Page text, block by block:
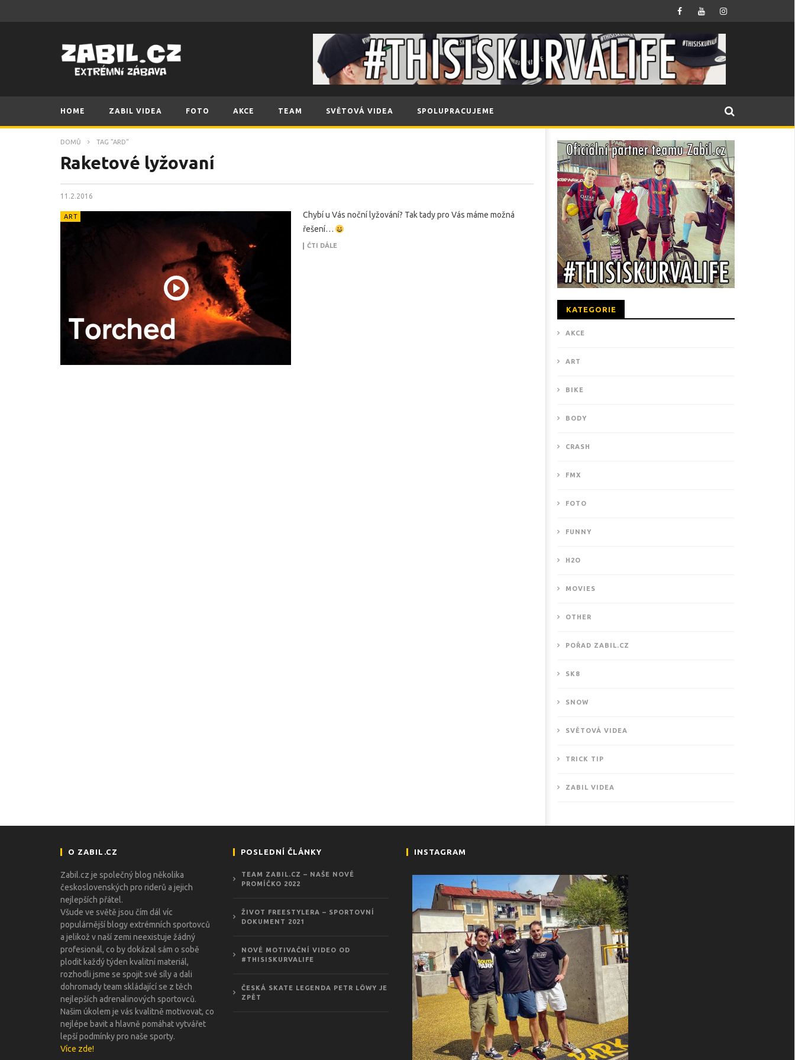
HOME ZABIL VIDEA FOTO AKCE TEAM SVĚTOVÁ VIDEA SPOLUPRACUJEME
DOMŮ TAG "ARD"
Raketové lyžovaní
11.2.2016
ART
Chybí u Vás noční lyžování? Tak tady pro Vás máme možná
řešení…
ČTI DÁLE
KATEGORIE
AKCE
ART
BIKE
BODY
CRASH
FMX
FOTO
FUNNY
H2O
MOVIES
OTHER
POŘAD ZABIL.CZ
SK8
SNOW
SVĚTOVÁ VIDEA
TRICK TIP
ZABIL VIDEA
O ZABIL.CZ
Zabil.cz je společný blog několika
československých pro riderů a jejich
nejlepších přátel.
Všude ve světě jsou čím dál víc
populárnější blogy extrémních sportovců
a jelikož v naší zemi neexistuje žádný
profesionál, co by dokázal sám o sobě
plodit každý týden kvalitní materiál,
rozhodli jsme se spojit své síly a dali
dohromady team skládající se z těch
nejlepších adrenalinových sportovců.
Našim úkolem je vás kvalitně motivovat, co
nejlépe bavit a hlavně pomáhat vytvářet
lepší podmínky pro naše sporty.
Více zde!
POSLEDNÍ ČLÁNKY
TEAM ZABIL.CZ – NAŠE NOVÉ
PROMÍČKO 2022
ŽIVOT FREESTYLERA – SPORTOVNÍ
DOKUMENT 2021
NOVÉ MOTIVAČNÍ VIDEO OD
#THISISKURVALIFE
ČESKÁ SKATE LEGENDA PETR LÖWY JE
ZPĚT
INSTAGRAM